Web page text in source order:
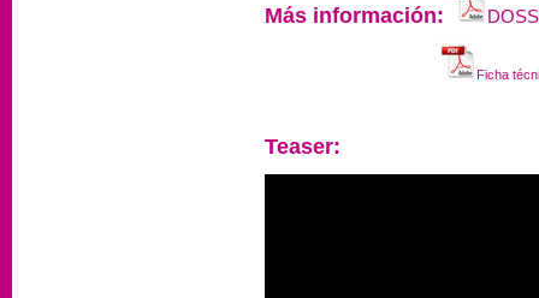
Más información:
Ficha
Teaser: